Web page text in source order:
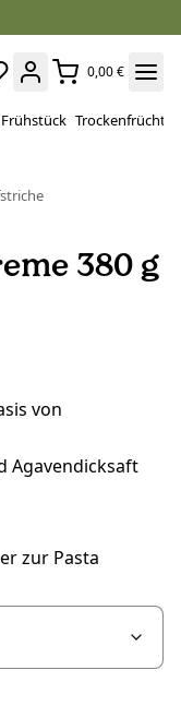
0,00 €
Frühstück Trockenfrüchte
380 g
von
Agavendicksaft
zur Pasta